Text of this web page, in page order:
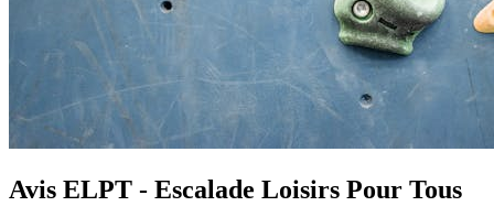
Avis ELPT - Escalade Loisirs Pour Tous